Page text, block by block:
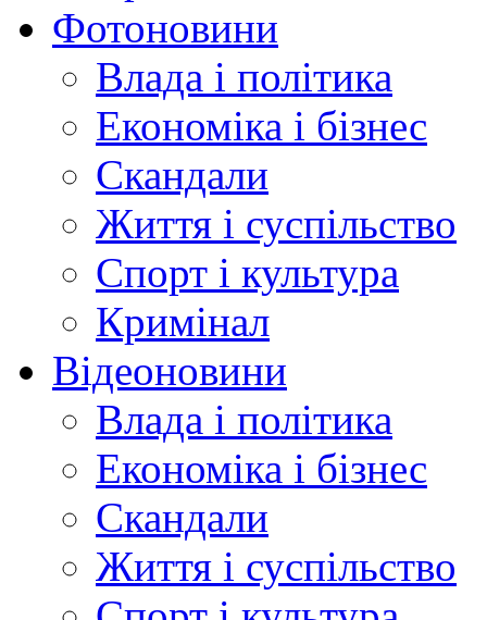
Фотоновини
Влада і політика
Економіка і бізнес
Скандали
Життя і суспільство
Спорт і культура
Кримінал
Відеоновини
Влада і політика
Економіка і бізнес
Скандали
Життя і суспільство